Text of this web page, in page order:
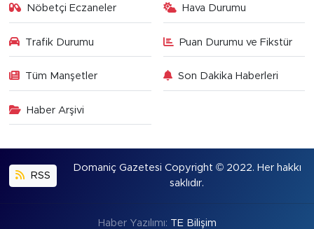
Nöbetçi Eczaneler Hava Durumu
Trafik Durumu Puan Durumu ve Fikstür
Tüm Manşetler Son Dakika Haberleri
Haber Arşivi
RSS
Domaniç Gazetesi Copyright © 2022. Her hakkı
saklıdır.
Haber Yazılımı: TE Bilişim